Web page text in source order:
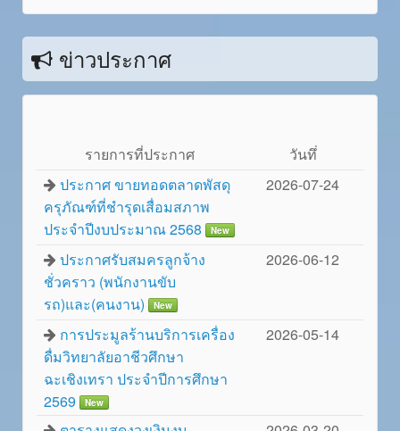
ข่าวประกาศ
รายการที่ประกาศ
วันทึ่
ประกาศ ขายทอดตลาดพัสดุ
ครุภัณฑ์ที่ชำรุดเสื่อมสภาพ
ประจำปีงบประมาณ 2568
New
2026-07-24
ประกาศรับสมครลูกจ้าง
ชั่วคราว (พนักงานขับ
รถ)และ(คนงาน)
New
2026-06-12
การประมูลร้านบริการเครื่อง
ดื่มวิทยาลัยอาชีวศึกษา
ฉะเชิงเทรา ประจำปีการศึกษา
2569
New
2026-05-14